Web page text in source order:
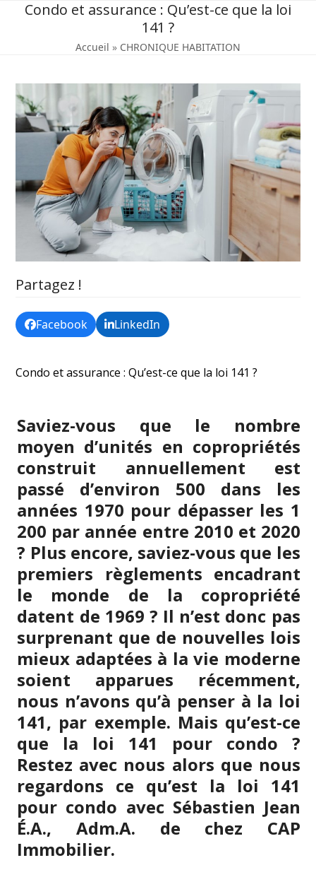
Condo et assurance : Qu’est-ce que la loi
141 ?
Accueil » CHRONIQUE HABITATION
Partagez !
Facebook LinkedIn
Condo et assurance : Qu’est-ce que la loi 141 ?
Saviez-vous que le nombre
moyen d’unités en copropriétés
construit annuellement est
passé d’environ 500 dans les
années 1970 pour dépasser les 1
200 par année entre 2010 et 2020
? Plus encore, saviez-vous que les
premiers règlements encadrant
le monde de la copropriété
datent de 1969 ? Il n’est donc pas
surprenant que de nouvelles lois
mieux adaptées à la vie moderne
soient apparues récemment,
nous n’avons qu’à penser à la loi
141, par exemple. Mais qu’est-ce
que la loi 141 pour condo ?
Restez avec nous alors que nous
regardons ce qu’est la loi 141
pour condo avec Sébastien Jean
É.A., Adm.A. de chez CAP
Immobilier.